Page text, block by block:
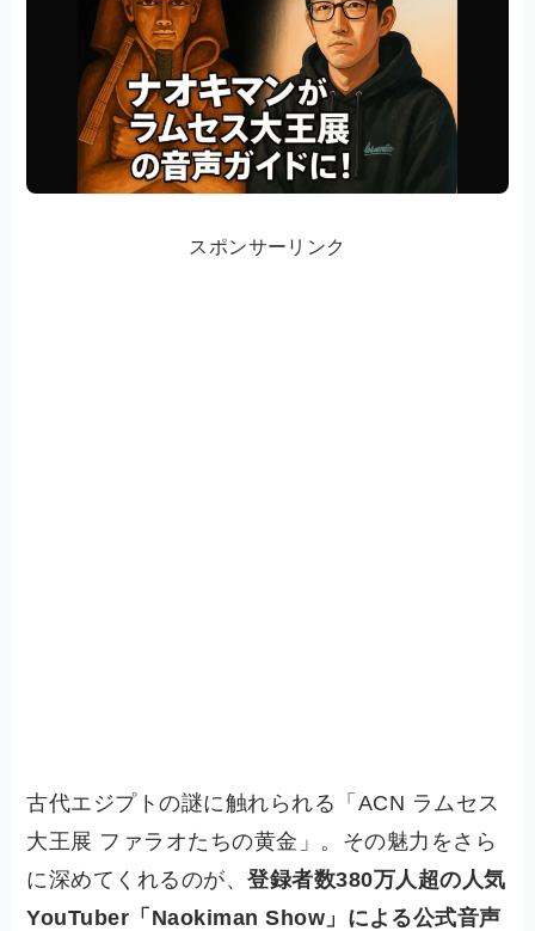
スポンサーリンク
古代エジプトの謎に触れられる「ACN ラムセス
大王展 ファラオたちの黄金」。その魅力をさら
に深めてくれるのが、登録者数380万人超の人気
YouTuber「Naokiman Show」による公式音声